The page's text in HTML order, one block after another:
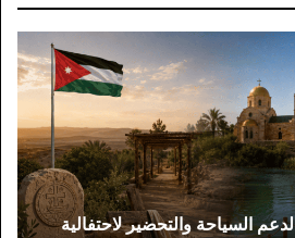
السياحة والتحضير لاحتفالية